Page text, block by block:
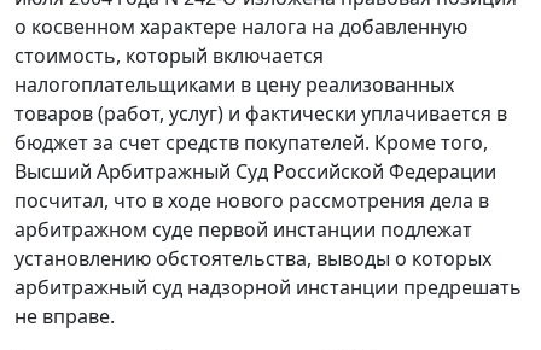
о косвенном характере налога на добавленную
стоимость, который включается
налогоплательщиками в цену реализованных
товаров (работ, услуг) и фактически уплачивается в
бюджет за счет средств покупателей. Кроме того,
Высший Арбитражный Суд Российской Федерации
посчитал, что в ходе нового рассмотрения дела в
арбитражном суде первой инстанции подлежат
установлению обстоятельства, выводы о которых
арбитражный суд надзорной инстанции предрешать
не вправе.